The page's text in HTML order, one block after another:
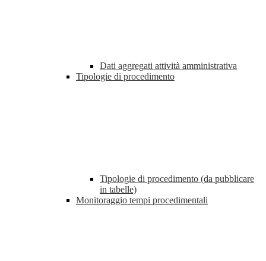
Dati aggregati attività amministrativa
Tipologie di procedimento
Tipologie di procedimento (da pubblicare
in tabelle)
Monitoraggio tempi procedimentali